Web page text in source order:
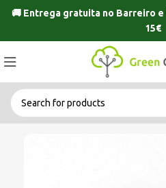
🚚 Entrega gratuita no Barreiro e
15€